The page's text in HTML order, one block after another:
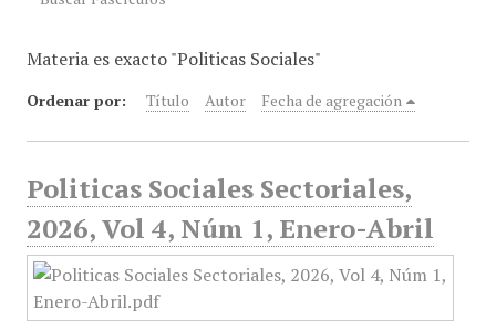
Materia es exacto "Politicas Sociales"
Ordenar por: Título Autor Fecha de agregación
Politicas Sociales Sectoriales,
2026, Vol 4, Núm 1, Enero-Abril